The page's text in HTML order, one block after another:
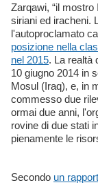
Zarqawi, “il
siriani ed iracheni.
l'autoproclamato
posizione nella
nel 2015. La realtà
10 giugno 2014 in
Mosul (Iraq), e, in
commesso due
ormai due anni,
rovine di due stati
pienamente le
Secondo un